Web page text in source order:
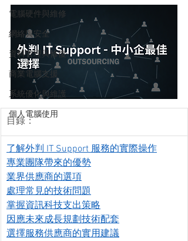
電腦硬件與維修
網絡與安全
資料管理與修復
商業電腦支援
系統優化與維護
個人電腦使用
目錄：
了解外判 IT Support 服務的實際操作
專業團隊帶來的優勢
業界供應商的選項
處理常見的技術問題
掌握資訊科技支出策略
因應未來成長規劃技術配套
選擇服務供應商的實用建議